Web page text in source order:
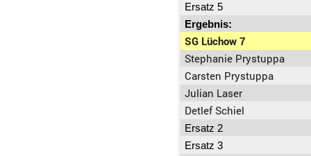
Ersatz 5
Ergebnis:
SG Lüchow 7
Stephanie Prystuppa
Carsten Prystuppa
Julian Laser
Detlef Schiel
Ersatz 2
Ersatz 3